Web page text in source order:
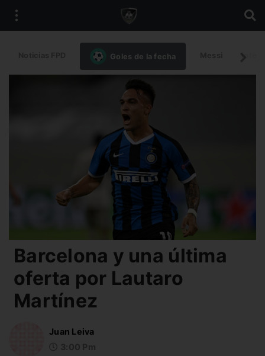
Goles de la fecha
Barcelona y una última
oferta por Lautaro
Martínez
Juan Leiva